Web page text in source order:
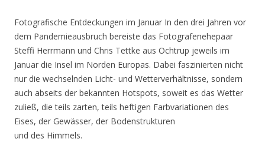
Fotografische Entdeckungen im Januar In den drei Jahren vor
dem Pandemieausbruch bereiste das Fotografenehepaar
Steffi Herrmann und Chris Tettke aus Ochtrup jeweils im
Januar die Insel im Norden Europas. Dabei faszinierten nicht
nur die wechselnden Licht- und Wetterverhältnisse, sondern
auch abseits der bekannten Hotspots, soweit es das Wetter
zuließ, die teils zarten, teils heftigen Farbvariationen des
Eises, der Gewässer, der Bodenstrukturen
und des Himmels.